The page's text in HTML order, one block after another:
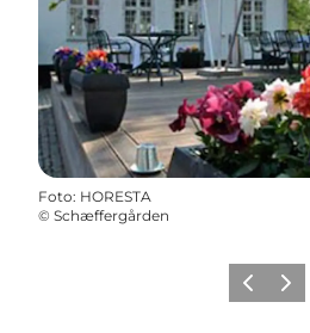
Foto: HORESTA
© Schæffergården
ZurückWeiter